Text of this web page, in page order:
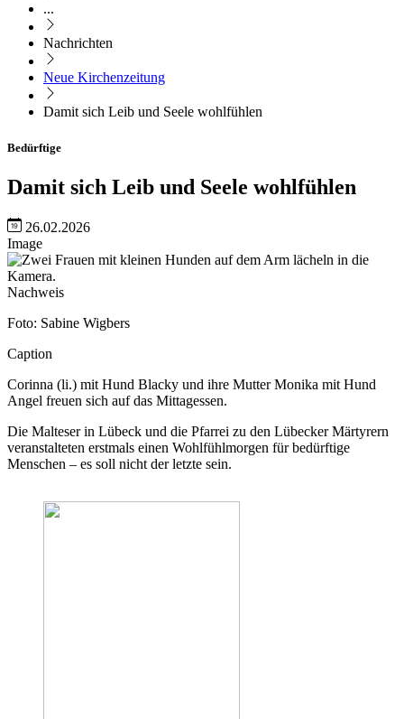
...
Nachrichten
Neue Kirchenzeitung
Damit sich Leib und Seele wohlfühlen
Bedürftige
Damit sich Leib und Seele wohlfühlen
26.02.2026
Image
Nachweis
Foto: Sabine Wigbers
Caption
Corinna (li.) mit Hund Blacky und ihre Mutter Monika mit Hund
Angel freuen sich auf das Mittagessen.
Die Malteser in Lübeck und die Pfarrei zu den Lübecker Märtyrern
veranstalteten erstmals einen Wohlfühlmorgen für bedürftige
Menschen – es soll nicht der letzte sein.